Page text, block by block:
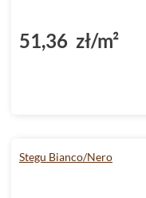
51,36 zł/m²
Stegu Bianco/Nero